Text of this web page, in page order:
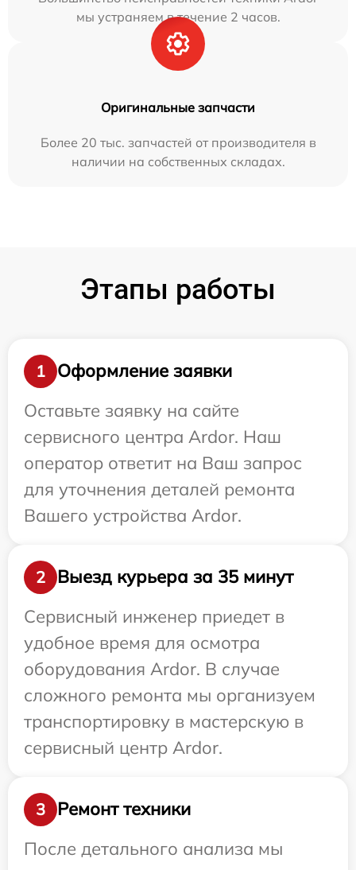
мы устраняем в течение 2 часов.
Оригинальные запчасти
Более 20 тыс. запчастей от производителя в
наличии на собственных складах.
Этапы работы
1
Оформление заявки
Оставьте заявку на сайте
сервисного центра Ardor. Наш
оператор ответит на Ваш запрос
для уточнения деталей ремонта
Вашего устройства Ardor.
2
Выезд курьера за 35 минут
Сервисный инженер приедет в
удобное время для осмотра
оборудования Ardor. В случае
сложного ремонта мы организуем
транспортировку в мастерскую в
сервисный центр Ardor.
3
Ремонт техники
После детального анализа мы